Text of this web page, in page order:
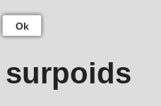
Ok
surpoids